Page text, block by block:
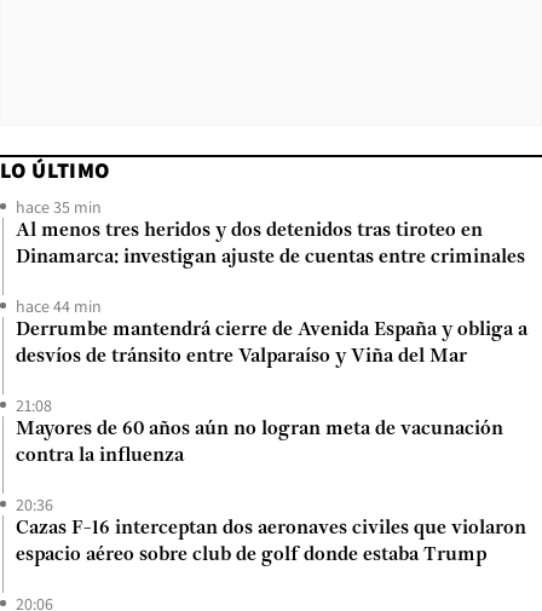
LO ÚLTIMO
hace 35 min
Al menos tres heridos y dos detenidos tras tiroteo en
Dinamarca: investigan ajuste de cuentas entre criminales
hace 44 min
Derrumbe mantendrá cierre de Avenida España y obliga a
desvíos de tránsito entre Valparaíso y Viña del Mar
21:08
Mayores de 60 años aún no logran meta de vacunación
contra la influenza
20:36
Cazas F-16 interceptan dos aeronaves civiles que violaron
espacio aéreo sobre club de golf donde estaba Trump
20:06